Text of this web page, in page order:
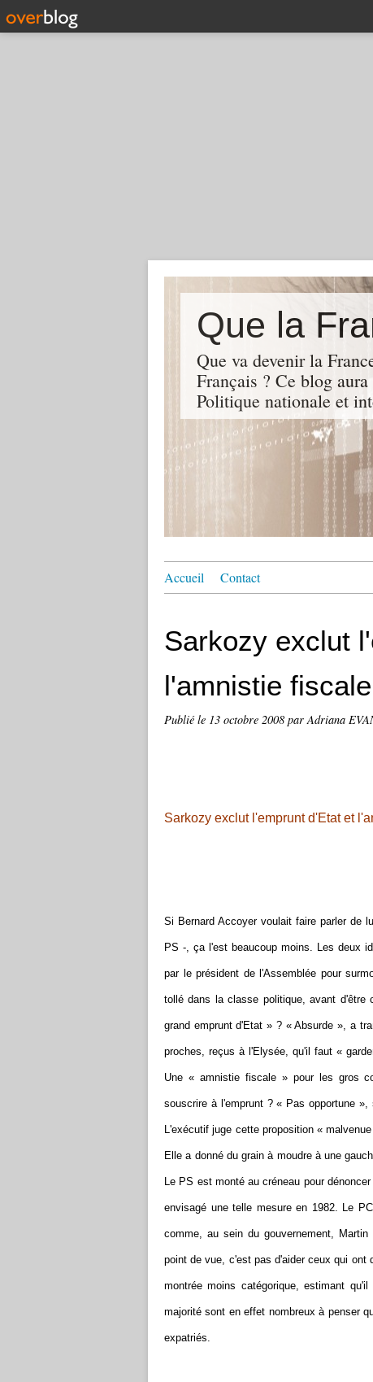
Que la
Que va devenir la
Français ? Ce blog
Politique nationale et
Accueil Contact
Sarkozy exclut
l'amnistie
Publié le 13 octobre 2008 par Adriana
Sarkozy exclut l'emprunt d'Etat et
Si Bernard Accoyer voulait faire parler de
PS -, ça l'est beaucoup moins. Les deux
par le président de l'Assemblée pour
tollé dans la classe politique, avant d'être
grand emprunt d'Etat » ? « Absurde », a
proches, reçus à l'Elysée, qu'il faut «
Une « amnistie fiscale » pour les gros
souscrire à l'emprunt ? « Pas opportune
L'exécutif juge cette proposition «
Elle a donné du grain à moudre à une
Le PS est monté au créneau pour
envisagé une telle mesure en 1982. Le
comme, au sein du gouvernement,
point de vue, c'est pas d'aider ceux qui
montrée moins catégorique, estimant
majorité sont en effet nombreux à penser
expatriés.